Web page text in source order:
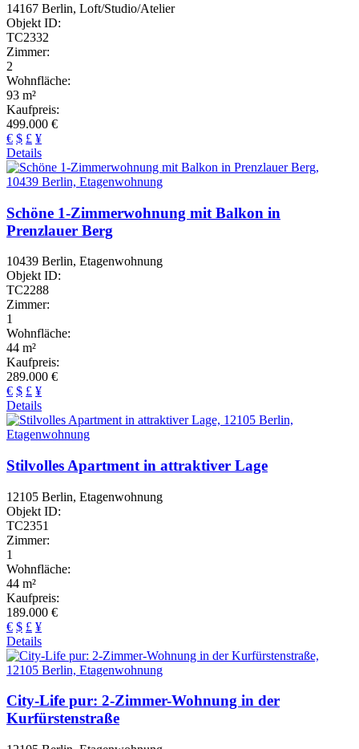
14167 Berlin, Loft/Studio/Atelier
Objekt ID:
TC2332
Zimmer:
2
Wohnfläche:
93 m²
Kaufpreis:
499.000 €
€ $ £ ¥
Details
Schöne 1-Zimmerwohnung mit Balkon in
Prenzlauer Berg
10439 Berlin, Etagenwohnung
Objekt ID:
TC2288
Zimmer:
1
Wohnfläche:
44 m²
Kaufpreis:
289.000 €
€ $ £ ¥
Details
Stilvolles Apartment in attraktiver Lage
12105 Berlin, Etagenwohnung
Objekt ID:
TC2351
Zimmer:
1
Wohnfläche:
44 m²
Kaufpreis:
189.000 €
€ $ £ ¥
Details
City-Life pur: 2-Zimmer-Wohnung in der
Kurfürstenstraße